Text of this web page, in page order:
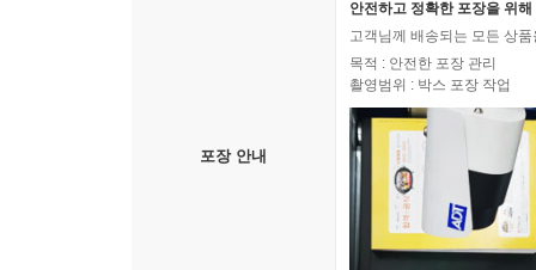
포장 안내
안전하고 정확한 포장을 위
고객님께 배송되는 모든 상
목적 : 안전한 포장 관리
촬영범위 : 박스 포장 작업